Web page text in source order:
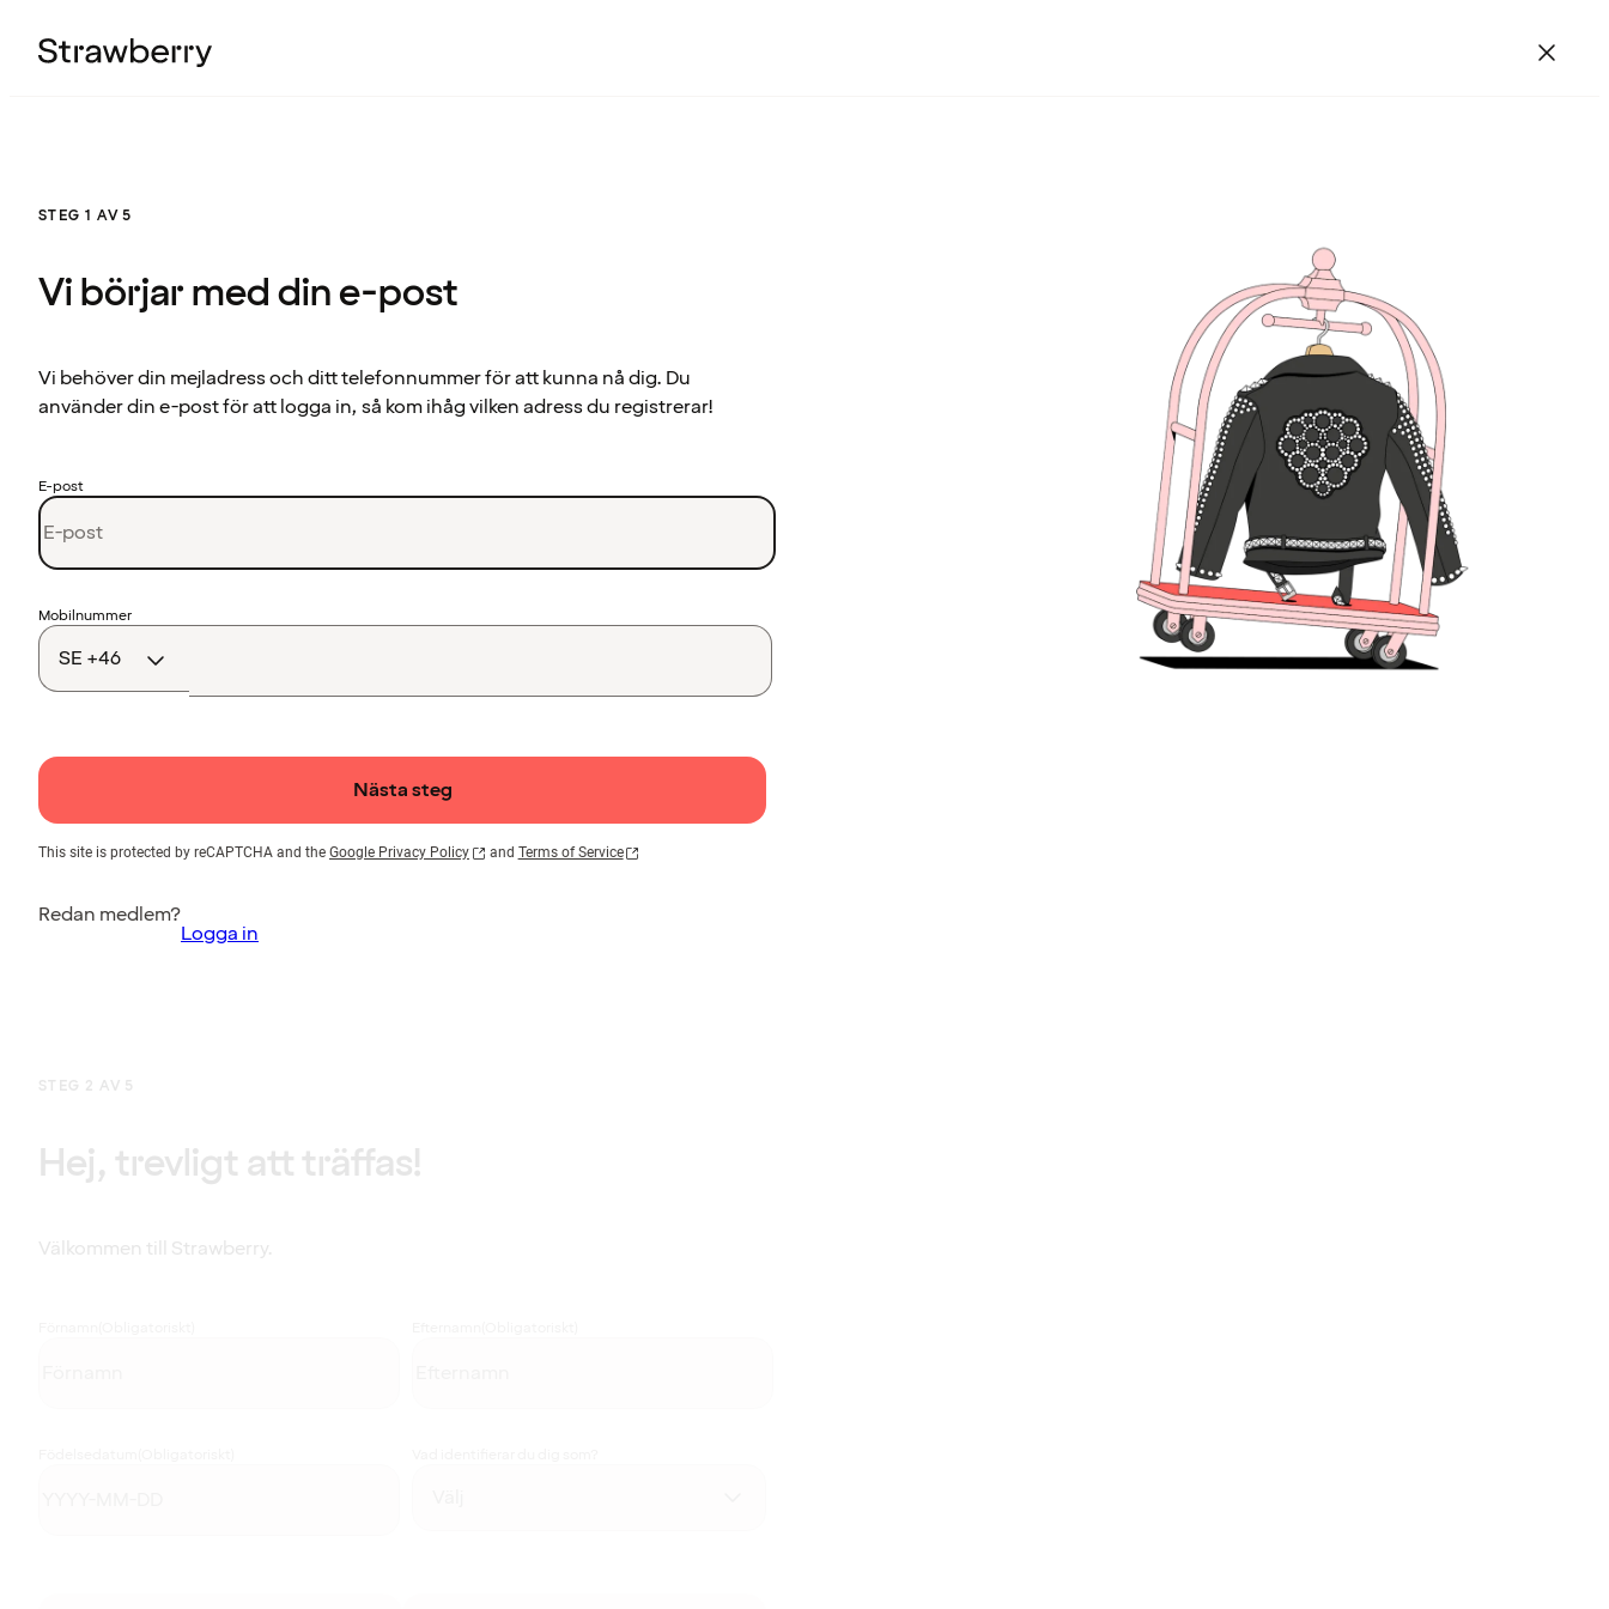
STEG 1 AV 5
Vi börjar med din e-post
Vi behöver din mejladress och ditt telefonnummer för att kunna nå dig. Du
använder din e-post för att logga in, så kom ihåg vilken adress du registrerar!
E-post
Landskod
Mobilnummer
Nästa steg
This site is protected by reCAPTCHA and the Google Privacy Policy and Terms of Service
Redan medlem?
Logga in
STEG 2 AV 5
Hej, trevligt att träffas!
Välkommen till Strawberry.